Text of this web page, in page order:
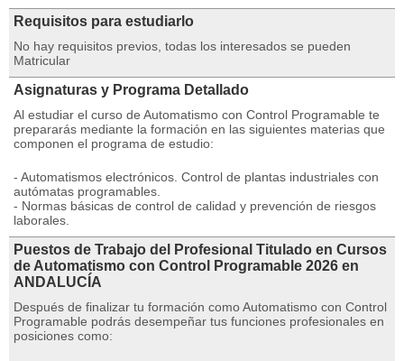
Requisitos para estudiarlo
No hay requisitos previos, todas los interesados se pueden
Matricular
Asignaturas y Programa Detallado
Al estudiar el curso de Automatismo con Control Programable te
prepararás mediante la formación en las siguientes materias que
componen el programa de estudio:
- Automatismos electrónicos. Control de plantas industriales con
autómatas programables.
- Normas básicas de control de calidad y prevención de riesgos
laborales.
Puestos de Trabajo del Profesional Titulado en Cursos
de Automatismo con Control Programable 2026 en
ANDALUCÍA
Después de finalizar tu formación como Automatismo con Control
Programable podrás desempeñar tus funciones profesionales en
posiciones como: